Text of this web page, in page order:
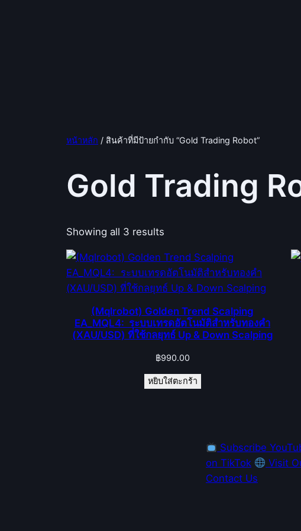
หน้าหลัก / สินค้าที่มีป้ายกำกับ “Gold Trading Robot”
Gold Trading
Showing all 3 results
(Mqlrobot) Golden Trend Scalping
EA_MQL4: ระบบเทรดอัตโนมัติสำหรับทองคำ
(XAU/USD) ที่ใช้กลยุทธ์ Up & Down Scalping
฿990.00
หยิบใส่ตะกร้า
Subscribe
on TikTok
Visit
Contact Us